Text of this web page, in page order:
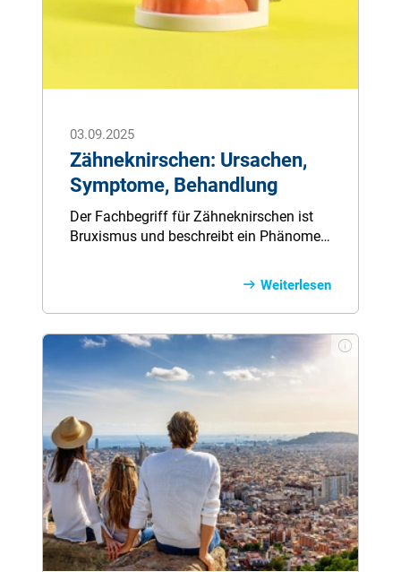
um finanzielle Belastungen für sich und
Ihre Familie zu minimieren.
03.09.2025
Zähneknirschen: Ursachen,
Symptome, Behandlung
Der Fach­be­griff für Zäh­ne­knir­schen ist
Bru­xis­mus und be­schreibt ein Phä­no­men,
Ver­dau­ungs­sys­tems un­ter­liegt. Häu­fig
knir­schen oder pres­sen Be­trof­fe­ne ih­re
Zäh­ne un­be­wusst oder im Schlaf und
mer­ken da­von gar nichts. Da­bei kann
Zäh­ne­knir­schen zu Schmer­zen und
Zahn­schä­den füh­ren.
Weiterlesen